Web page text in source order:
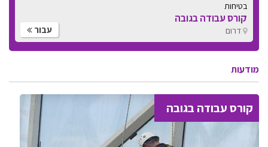
בטיחות
קורס עבודה בגובה
דרום עבור
מודעות
קורס עבודה בגובה